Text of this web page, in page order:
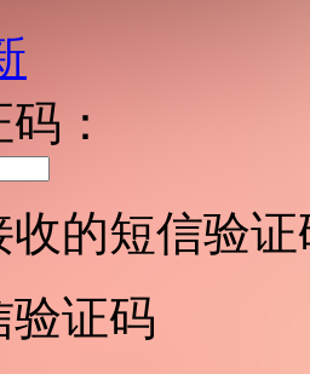
：
收的短信验证
验证码